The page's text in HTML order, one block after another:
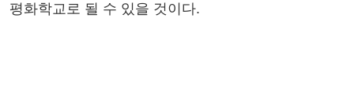
평화학교로 될 수 있을 것이다.